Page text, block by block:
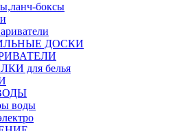
боксы
ДОСКИ
для белья
воды